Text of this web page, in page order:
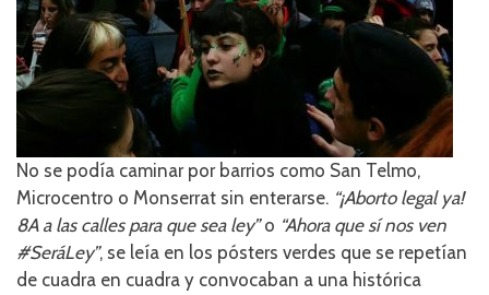
No se podía caminar por barrios como San Telmo,
Microcentro o Monserrat sin enterarse. “¡Aborto legal ya!
8A a las calles para que sea ley”o “Ahora que sí nos ven
#SeráLey”, se leía en los pósters verdes que se repetían
de cuadra en cuadra y convocaban a una histórica